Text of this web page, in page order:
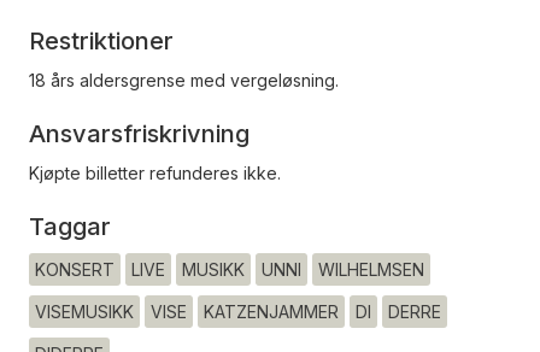
Restriktioner
18 års aldersgrense med vergeløsning.
Ansvarsfriskrivning
Kjøpte billetter refunderes ikke.
Taggar
KONSERT LIVE MUSIKK UNNI WILHELMSEN
VISEMUSIKK VISE KATZENJAMMER DI DERRE